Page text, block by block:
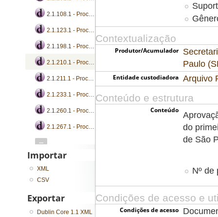
Contextualização
Produtor/Acumulador
Paulo
Entidade custodiadora Arquivo
Conteúdo e estrutura
Conteúdo
do
de São
Nº de
Condições de acesso e
Condições de acesso
2.1.108.1 - Processo de aprovação de estudo
2.1.123.1 - Processo de aprovação de estudo
2.1.198.1 - Processo de aprovação de estudo
2.1.210.1 - Processo de aprovação de estudo
2.1.211.1 - Processo de aprovação de estudo
2.1.233.1 - Processo de aprovação de estudo
2.1.260.1 - Processo de aprovação de estudo
2.1.267.1 - Processo de aprovação de estudo
...
Importar
XML
CSV
Exportar
Dublin Core 1.1 XML